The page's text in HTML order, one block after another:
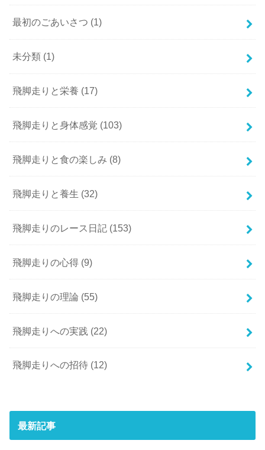
最初のごあいさつ (1)
未分類 (1)
飛脚走りと栄養 (17)
飛脚走りと身体感覚 (103)
飛脚走りと食の楽しみ (8)
飛脚走りと養生 (32)
飛脚走りのレース日記 (153)
飛脚走りの心得 (9)
飛脚走りの理論 (55)
飛脚走りへの実践 (22)
飛脚走りへの招待 (12)
最新記事